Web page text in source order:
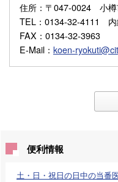
住所 ：〒047-0024 小
TEL ：0134-32-4111
FAX ：0134-32-3963
E-Mail ： koen-
便利情報
土・日・祝日の日中の当番